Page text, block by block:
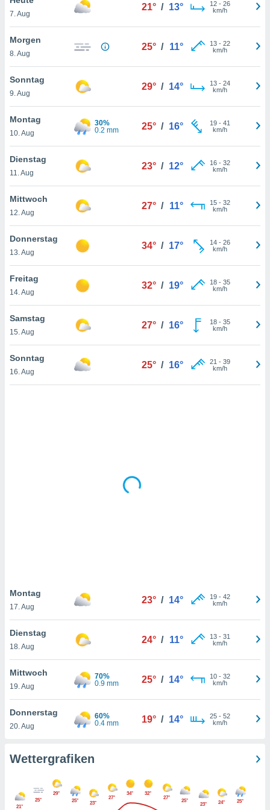
oder
Partner
es uns
das
der
Profil zu
Ihnen
finden
. Sie
jederzeit
Rand
können
von
und
klicken.
und
7. Aug
21° / 13° 12- 26
km/h
Morgen
8. Aug
25° / 11° 13- 22
km/h
Sonntag
9. Aug
29° / 14° 13- 24
km/h
Montag
10. Aug
30%
0.2 mm
25° / 16° 19- 41
km/h
Dienstag
11. Aug
23° / 12° 16- 32
km/h
Mittwoch
12. Aug
27° / 11° 15- 32
km/h
Donnerstag
13. Aug
34° / 17° 14- 26
km/h
Freitag
14. Aug
32° / 19° 18- 35
km/h
Samstag
15. Aug
27° / 16° 18- 35
km/h
Sonntag
16. Aug
25° / 16° 21 - 39
km/h
Montag
17. Aug
23° / 14° 19- 42
km/h
Dienstag
18. Aug
24° / 11° 13- 31
km/h
Mittwoch
19. Aug
70%
0.9 mm
25° / 14° 10- 32
km/h
Donnerstag
20. Aug
60%
0.4 mm
19° / 14° 25- 52
km/h
Wettergrafiken
21°
25°
29°
25°
23°
27°
34° 32°
27°
25°
23° 24° 25°